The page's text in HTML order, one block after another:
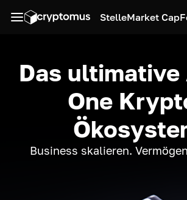
StelleMarket Cap
Das
One
Business skalieren.